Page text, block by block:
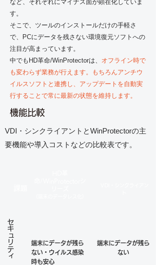
など、それぞれにマイナス面が顕在化していま
す。
そこで、ツールのインストールだけの手軽さ
で、PCにデータを残さない環境復元ソフトへの
注目が高まっています。
中でもHD革命/WinProtectorは、 オフライン時で
も変わらず業務が行えます。もちろんアンチウ
イルスソフトと連携し、アップデートを自動実
行することで常に最新の状態を維持します。
​機能比較
VDI・シンクライアントとWinProtectorの主
要機能や導入コストなどの比較表です。
​セキュリティ
端末にデータが残ら
ない・ウイルス感染
時も安心
端末にデータが残ら
ない